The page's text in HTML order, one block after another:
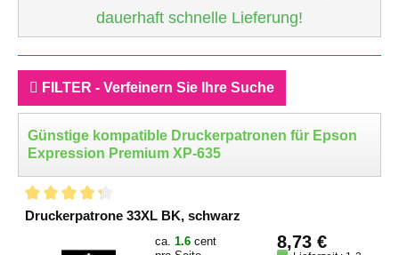
dauerhaft schnelle Lieferung!
FILTER - Verfeinern Sie Ihre Suche
Günstige kompatible Druckerpatronen für Epson
Expression Premium XP-635
Druckerpatrone 33XL BK, schwarz
ca. 1.6 cent
8,73 €